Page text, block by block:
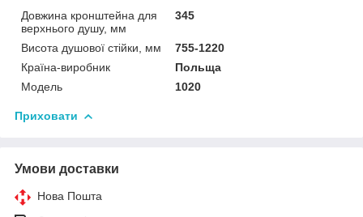
Довжина кронштейна для
верхнього душу, мм
345
Висота душової стійки, мм
755-1220
Країна-виробник
Польща
Мoдель
1020
Приховати
Умови доставки
Нова Пошта